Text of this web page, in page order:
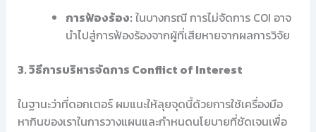
การฟ้องร้อง: ในบางกรณี การไม่จัดการ COI อาจ
นำไปสู่การฟ้องร้องจากผู้ที่เสียหายจากผลการวิจัย
3. วิธีการบริหารจัดการ Conflict of Interest
ในฐานะว่าที่ดอกเตอร์ ผมแนะให้ลุยจุดนี้ด้วยการใช้เครื่องมือ
หากินของเราในการวางแผนและกำหนดนโยบายที่ชัดเจนเพื่อ